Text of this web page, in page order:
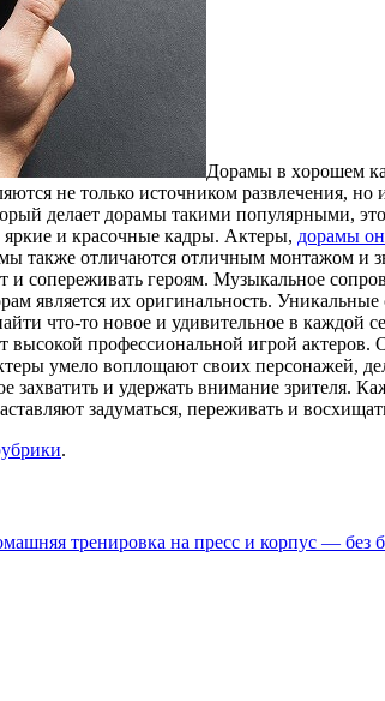
Дoрaмы в xoрoшeм
не только источником развлечения,
делает дорамы такими популярными,
яркие и красочные кадры. Актеры, дорамы
также отличаются отличным монтажом и
сопереживать героям. Музыкальное
является их оригинальность.
что-то новое и удивительное в каждой
профессиональной игрой актеров.
умело воплощают своих
захватить и удержать внимание зрителя.
задуматься, переживать и
.
тренировка на пресс и корпус — без